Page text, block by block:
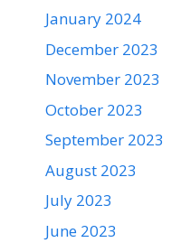
January 2024
December 2023
November 2023
October 2023
September 2023
August 2023
July 2023
June 2023